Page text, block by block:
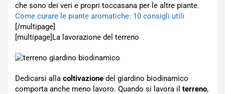
che sono dei veri e propri toccasana per le altre piante.
Come curare le piante aromatiche: 10 consigli utili
[/multipage]
[multipage]La lavorazione del terreno
Dedicarsi alla coltivazione del giardino biodinamico
comporta anche meno lavoro. Quando si lavora il terreno,